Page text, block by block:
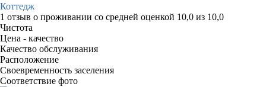
Коттедж
1 отзыв о проживании со средней оценкой 10,0 из 10,0
Чистота
Цена - качество
Качество обслуживания
Расположение
Своевременность заселения
Соответствие фото